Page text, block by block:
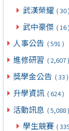
武漢榮耀 ( 30 )
武中豪傑 ( 16 )
人事公告 ( 591 )
進修研習 ( 2,607 )
獎學金公告 ( 33 )
升學資訊 ( 624 )
活動訊息 ( 5,088 )
學生競賽 (